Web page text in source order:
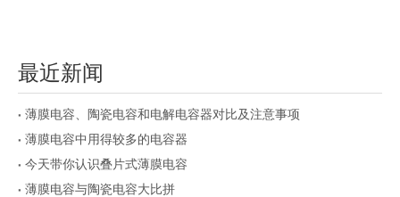
最近新闻
薄膜电容、陶瓷电容和电解电容器对比及注意事项
薄膜电容中用得较多的电容器
今天带你认识叠片式薄膜电容
薄膜电容与陶瓷电容大比拼